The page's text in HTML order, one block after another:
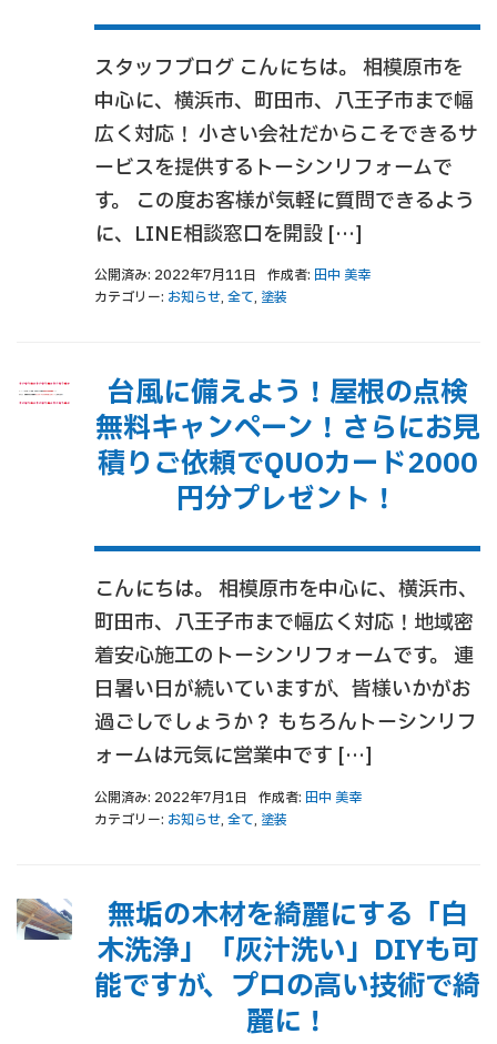
スタッフブログ こんにちは。 相模原市を
中心に、横浜市、町田市、八王子市まで幅
広く対応！ 小さい会社だからこそできるサ
ービスを提供するトーシンリフォームで
す。 この度お客様が気軽に質問できるよう
に、LINE相談窓口を開設 […]
公開済み: 2022年7月11日 作成者: 田中 美幸
カテゴリー: お知らせ, 全て, 塗装
台風に備えよう！屋根の点検
無料キャンペーン！さらにお見
積りご依頼でQUOカード2000
円分プレゼント！
こんにちは。 相模原市を中心に、横浜市、
町田市、八王子市まで幅広く対応！地域密
着安心施工のトーシンリフォームです。 連
日暑い日が続いていますが、皆様いかがお
過ごしでしょうか？ もちろんトーシンリフ
ォームは元気に営業中です […]
公開済み: 2022年7月1日 作成者: 田中 美幸
カテゴリー: お知らせ, 全て, 塗装
無垢の木材を綺麗にする「白
木洗浄」「灰汁洗い」DIYも可
能ですが、プロの高い技術で綺
麗に！